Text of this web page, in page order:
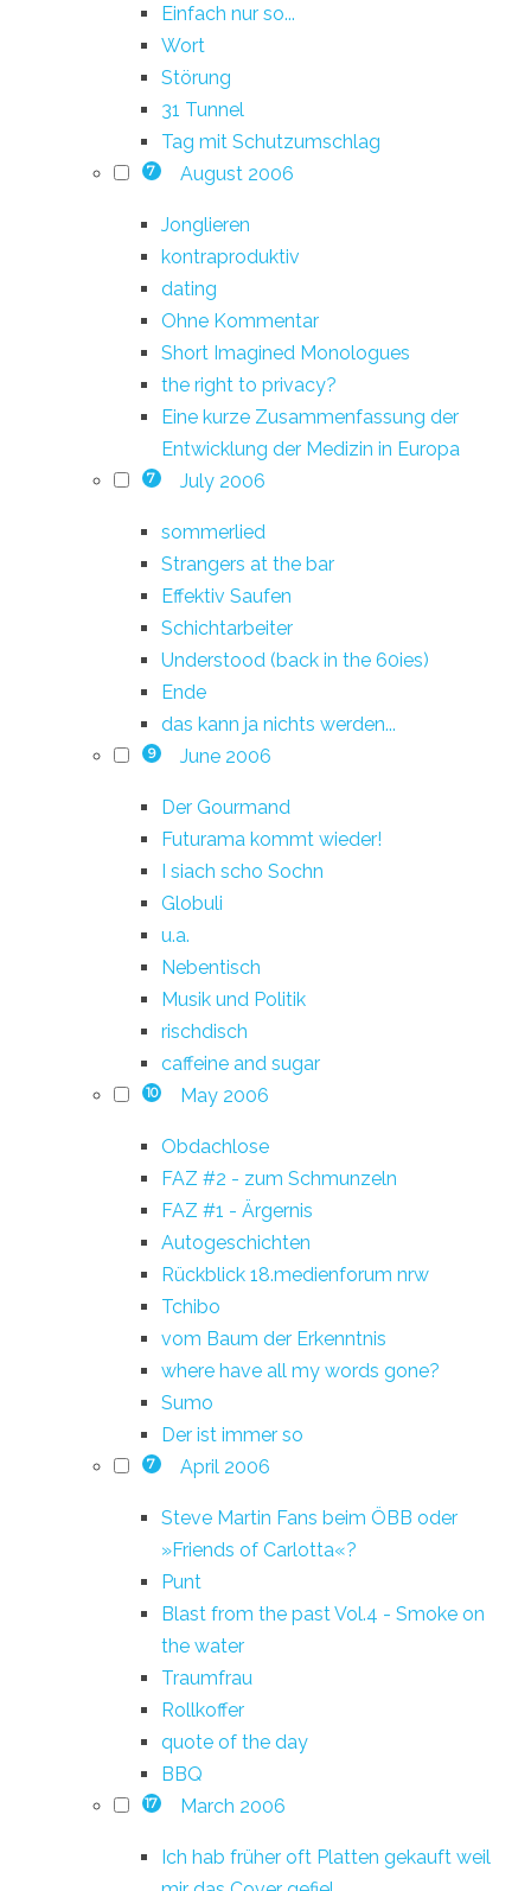
Einfach nur so...
Wort
Störung
31 Tunnel
Tag mit Schutzumschlag
7 August 2006
Jonglieren
kontraproduktiv
dating
Ohne Kommentar
Short Imagined Monologues
the right to privacy?
Eine kurze Zusammenfassung der
Entwicklung der Medizin in Europa
7 July 2006
sommerlied
Strangers at the bar
Effektiv Saufen
Schichtarbeiter
Understood (back in the 60ies)
Ende
das kann ja nichts werden...
9 June 2006
Der Gourmand
Futurama kommt wieder!
I siach scho Sochn
Globuli
u.a.
Nebentisch
Musik und Politik
rischdisch
caffeine and sugar
10 May 2006
Obdachlose
FAZ #2 - zum Schmunzeln
FAZ #1 - Ärgernis
Autogeschichten
Rückblick 18.medienforum nrw
Tchibo
vom Baum der Erkenntnis
where have all my words gone?
Sumo
Der ist immer so
7 April 2006
Steve Martin Fans beim ÖBB oder
»Friends of Carlotta«?
Punt
Blast from the past Vol.4 - Smoke on
the water
Traumfrau
Rollkoffer
quote of the day
BBQ
17 March 2006
Ich hab früher oft Platten gekauft weil